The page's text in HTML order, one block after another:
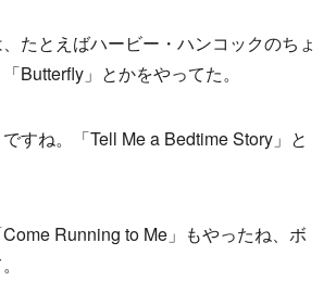
たとえばハービー・ハンコックのちょ
Butterfly」とかをやってた。
すね。「Tell Me a Bedtime Story」と
Running to Me」もやったね、ボ